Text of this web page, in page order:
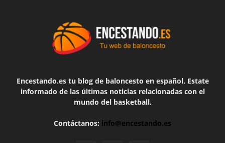
Encestando.es tu blog de baloncesto en español. Estate
informado de las últimas noticias relacionadas con el
mundo del basketball.
Contáctanos: info@encestando.es